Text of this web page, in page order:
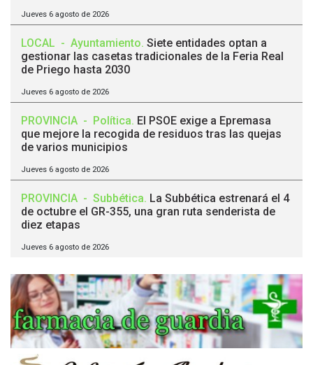
Jueves 6 agosto de 2026
LOCAL - Ayuntamiento. Siete entidades optan a
gestionar las casetas tradicionales de la Feria Real
de Priego hasta 2030
Jueves 6 agosto de 2026
PROVINCIA - Política. El PSOE exige a Epremasa
que mejore la recogida de residuos tras las quejas
de varios municipios
Jueves 6 agosto de 2026
PROVINCIA - Subbética. La Subbética estrenará el 4
de octubre el GR-355, una gran ruta senderista de
diez etapas
Jueves 6 agosto de 2026